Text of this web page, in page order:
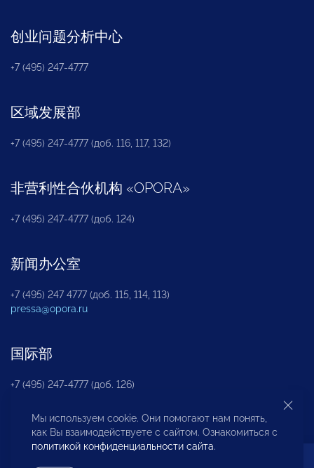
创业问题分析中心
+7 (495) 247-4777
区域发展部
+7 (495) 247-4777 (доб. 116, 117, 132)
非营利性合伙机构 «OPORA»
+7 (495) 247-4777 (доб. 124)
新闻办公室
+7 (495) 247 4777 (доб. 115, 114, 113)
pressa@opora.ru
国际部
+7 (495) 247-4777 (доб. 126)
商投权益保护部
Мы используем cookie. Они помогают нам понять,
как Вы взаимодействуете с сайтом. Ознакомиться с
политикой конфиденциальности сайта.